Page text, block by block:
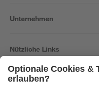
Unternehmen
Nützliche Links